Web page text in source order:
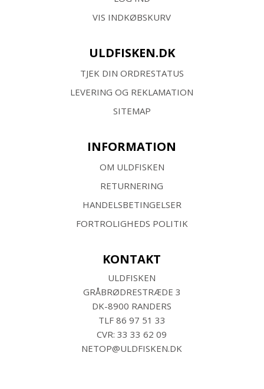
VIS INDKØBSKURV
ULDFISKEN.DK
TJEK DIN ORDRESTATUS
LEVERING OG REKLAMATION
SITEMAP
INFORMATION
OM ULDFISKEN
RETURNERING
HANDELSBETINGELSER
FORTROLIGHEDS POLITIK
KONTAKT
ULDFISKEN
GRÅBRØDRESTRÆDE 3
DK-8900 RANDERS
TLF 86 97 51 33
CVR: 33 33 62 09
NETOP@ULDFISKEN.DK